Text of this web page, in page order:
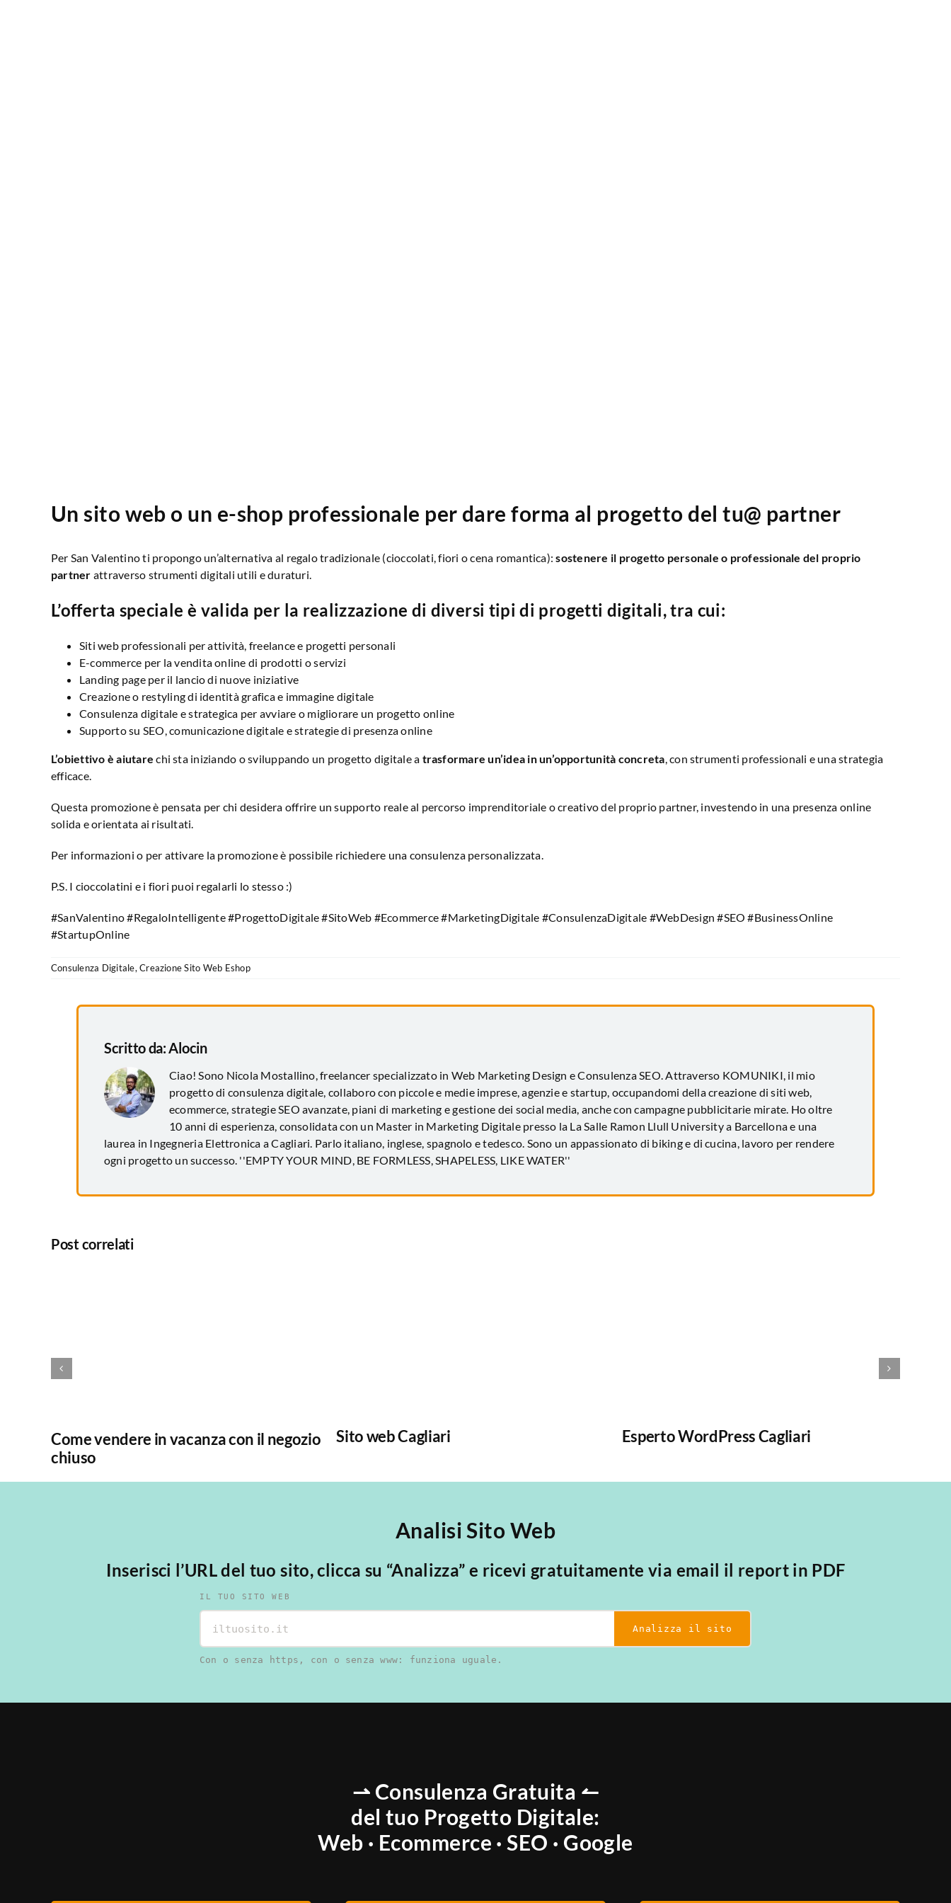
Un sito web o un e-shop professionale per dare forma al progetto del tu@ partner
Per San Valentino ti propongo un’alternativa al regalo tradizionale (cioccolati, fiori o cena romantica):sostenere il progetto personale o professionale del proprio
partner attraverso strumenti digitali utili e duraturi.
L’offerta speciale è valida per la realizzazione di diversi tipi di progetti digitali, tra cui:
Siti web professionali per attività, freelance e progetti personali
E-commerce per la vendita online di prodotti o servizi
Landing page per il lancio di nuove iniziative
Creazione o restyling di identità grafica e immagine digitale
Consulenza digitale e strategica per avviare o migliorare un progetto online
Supporto su SEO, comunicazione digitale e strategie di presenza online
L’obiettivo è aiutare chi sta iniziando o sviluppando un progetto digitale a trasformare un’idea in un’opportunità concreta, con strumenti professionali e una strategia
efficace.
Questa promozione è pensata per chi desidera offrire un supporto reale al percorso imprenditoriale o creativo del proprio partner, investendo in una presenza online
solida e orientata ai risultati.
Per informazioni o per attivare la promozione è possibile richiedere una consulenza personalizzata.
P.S. I cioccolatini e i fiori puoi regalarli lo stesso :)
#SanValentino #RegaloIntelligente #ProgettoDigitale #SitoWeb #Ecommerce #MarketingDigitale #ConsulenzaDigitale #WebDesign #SEO #BusinessOnline
#StartupOnline
Consulenza Digitale,Creazione Sito Web Eshop
Scritto da:Alocin
Ciao! Sono Nicola Mostallino, freelancer specializzato in Web Marketing Design e Consulenza SEO. Attraverso KOMUNIKI, il mio
progetto di consulenza digitale, collaboro con piccole e medie imprese, agenzie e startup, occupandomi della creazione di siti web,
ecommerce, strategie SEO avanzate, piani di marketing e gestione dei social media, anche con campagne pubblicitarie mirate. Ho oltre
10 anni di esperienza, consolidata con un Master in Marketing Digitale presso la La Salle Ramon Llull University a Barcellona e una
laurea in Ingegneria Elettronica a Cagliari. Parlo italiano, inglese, spagnolo e tedesco. Sono un appassionato di biking e di cucina, lavoro per rendere
ogni progetto un successo. ''EMPTY YOUR MIND, BE FORMLESS, SHAPELESS, LIKE WATER''
Post correlati
Come vendere in vacanza con il negozio
chiuso
Sito web Cagliari Esperto WordPress Cagliari
Analisi Sito Web
Inserisci l’URL del tuo sito, clicca su “Analizza” e ricevi gratuitamente via email il report in PDF
IL TUO SITO WEB
Analizza il sito
Con o senza https, con o senza www: funziona uguale.
⇀ Consulenza Gratuita ↼
del tuo Progetto Digitale:
Web · Ecommerce · SEO · Google